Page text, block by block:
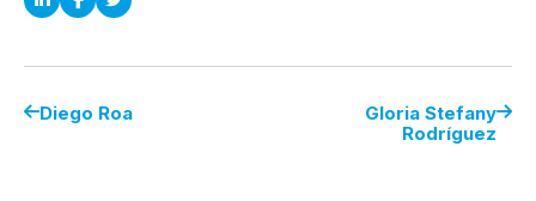
Diego Roa
Gloria Stefany
Rodríguez